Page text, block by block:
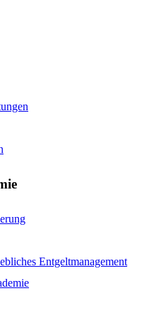
Entgeltmanagement